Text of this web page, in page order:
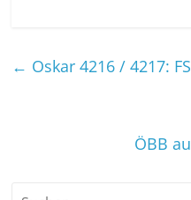
← Oskar 4216 / 4217:
ÖBB